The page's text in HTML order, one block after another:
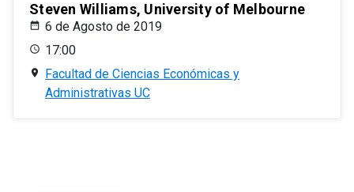
Steven Williams, University of Melbourne
6 de Agosto de 2019
17:00
Facultad de Ciencias Económicas y
Administrativas UC